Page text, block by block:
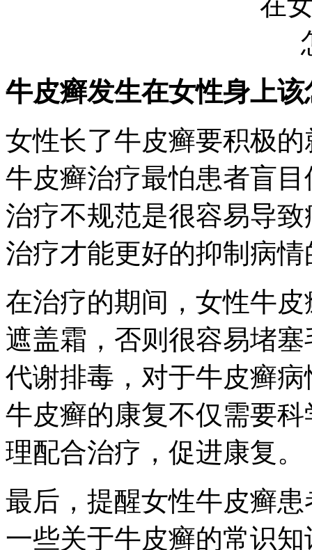
牛皮癣发生在女性身上该
女性长了牛皮癣要积极
牛皮癣治疗最怕患者盲
治疗不规范是很容易导
治疗才能更好的抑制病
在治疗的期间，女性牛
遮盖霜，否则很容易堵
代谢排毒，对于牛皮癣
牛皮癣的康复不仅需要
理配合治疗，促进康复。
最后，提醒女性牛皮癣
一些关于牛皮癣的常识